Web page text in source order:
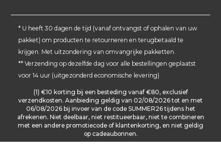
ITALIA
DEUTSCHLAND
SCHWEIZ
* U heeft 30 dagen de tijd (vanaf ontvangst of ophalen van uw
pakket) om producten te retourneren en terugbetaald te
krijgen. Met uitzondering van omvangrijke pakketten.
** Verzending op dezelfde dag voor alle bestellingen geplaatst
voor 14 uur (uitgezonderd economische levering)
(1) €10 korting bij een besteding vanaf €80, exclusief
verzendkosten. Aanbieding geldig van 02/08/2026 tot en met
06/08/2026 bij invoer van de code SUMMER26 tijdens het
afrekenen. Niet deelbaar, niet restitueerbaar, niet te combineren
met een andere promotiecode of klantenkorting, en niet geldig
op cadeaubonnen.